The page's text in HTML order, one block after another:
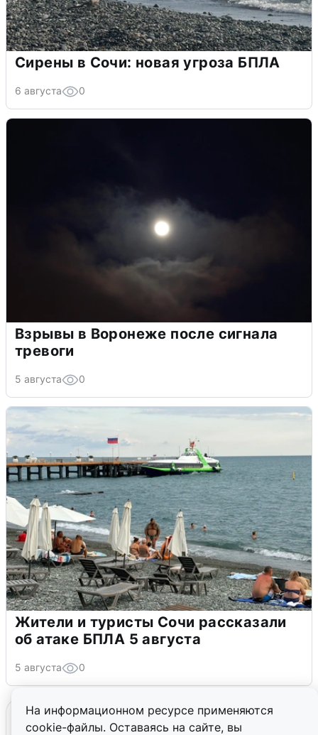
На информационном ресурсе применяются
cookie-файлы. Оставаясь на сайте, вы
Сирены в Сочи: новая угроза БПЛА
6 августа 0
Взрывы в Воронеже после сигнала
тревоги
5 августа 0
Жители и туристы Сочи рассказали
об атаке БПЛА 5 августа
5 августа 0